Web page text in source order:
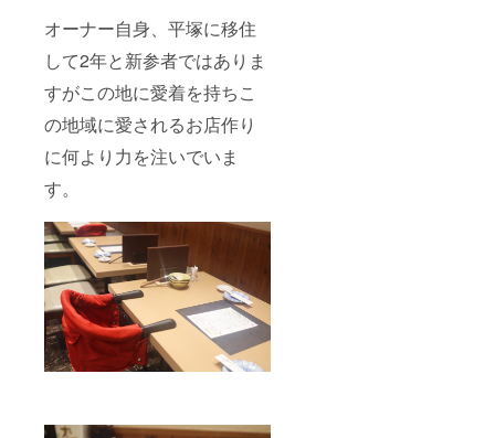
オーナー自身、平塚に移住
して2年と新参者ではありま
すがこの地に愛着を持ちこ
の地域に愛されるお店作り
に何より力を注いでいま
す。